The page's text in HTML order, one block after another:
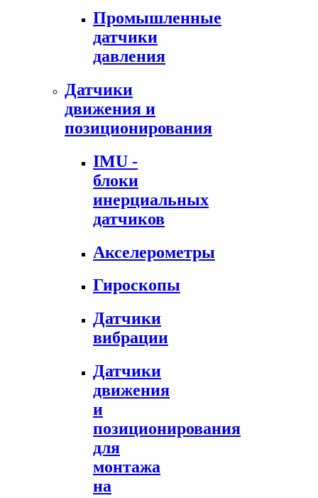
Промышленные
датчики
давления
Датчики
движения и
позиционирования
IMU -
блоки
инерциальных
датчиков
Акселерометры
Гироскопы
Датчики
вибрации
Датчики
движения
и
позиционирования
для
монтажа
на